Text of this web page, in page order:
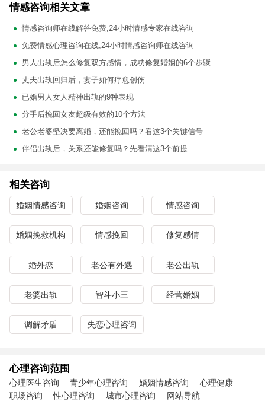
情感咨询相关文章
情感咨询师在线解答免费,24小时情感专家在线咨询
免费情感心理咨询在线,24小时情感咨询师在线咨询
男人出轨后怎么修复双方感情，成功修复婚姻的6个步骤
丈夫出轨回归后，妻子如何疗愈创伤
已婚男人女人精神出轨的9种表现
分手后挽回女友超级有效的10个方法
老公老婆坚决要离婚，还能挽回吗？看这3个关键信号
伴侣出轨后，关系还能修复吗？先看清这3个前提
相关咨询
婚姻情感咨询 婚姻咨询 情感咨询
婚姻挽救机构 情感挽回 修复感情
婚外恋 老公有外遇 老公出轨
老婆出轨 智斗小三 经营婚姻
调解矛盾 失恋心理咨询
心理咨询范围
心理医生咨询 青少年心理咨询 婚姻情感咨询
心理健康
职场咨询
性心理咨询 城市心理咨询 网站导航